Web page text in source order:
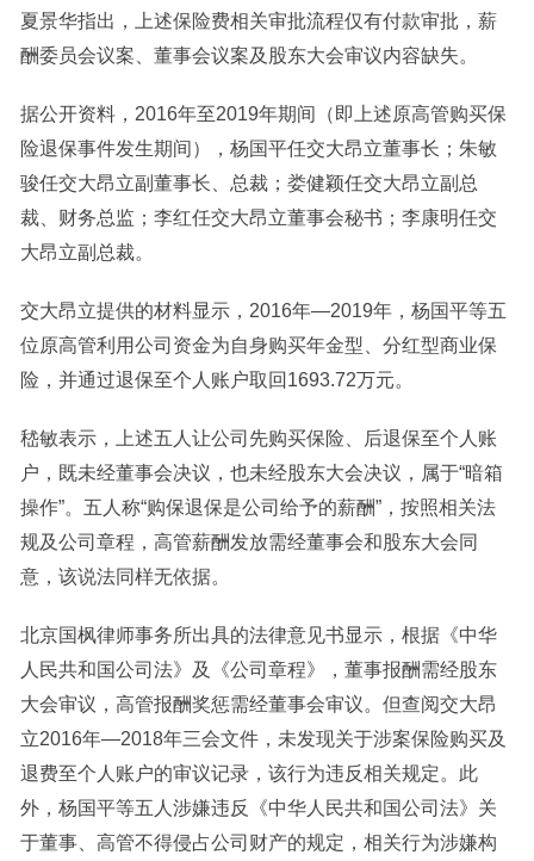
夏景华指出，上述保险费相关审批流程仅有付款审批，薪
酬委员会议案、董事会议案及股东大会审议内容缺失。
据公开资料，2016年至2019年期间（即上述原高管购买保
险退保事件发生期间），杨国平任交大昂立董事长；朱敏
骏任交大昂立副董事长、总裁；娄健颖任交大昂立副总
裁、财务总监；李红任交大昂立董事会秘书；李康明任交
大昂立副总裁。
交大昂立提供的材料显示，2016年—2019年，杨国平等五
位原高管利用公司资金为自身购买年金型、分红型商业保
险，并通过退保至个人账户取回1693.72万元。
嵇敏表示，上述五人让公司先购买保险、后退保至个人账
户，既未经董事会决议，也未经股东大会决议，属于“暗箱
操作”。五人称“购保退保是公司给予的薪酬”，按照相关法
规及公司章程，高管薪酬发放需经董事会和股东大会同
意，该说法同样无依据。
北京国枫律师事务所出具的法律意见书显示，根据《中华
人民共和国公司法》及《公司章程》，董事报酬需经股东
大会审议，高管报酬奖惩需经董事会审议。但查阅交大昂
立2016年—2018年三会文件，未发现关于涉案保险购买及
退费至个人账户的审议记录，该行为违反相关规定。此
外，杨国平等五人涉嫌违反《中华人民共和国公司法》关
于董事、高管不得侵占公司财产的规定，相关行为涉嫌构